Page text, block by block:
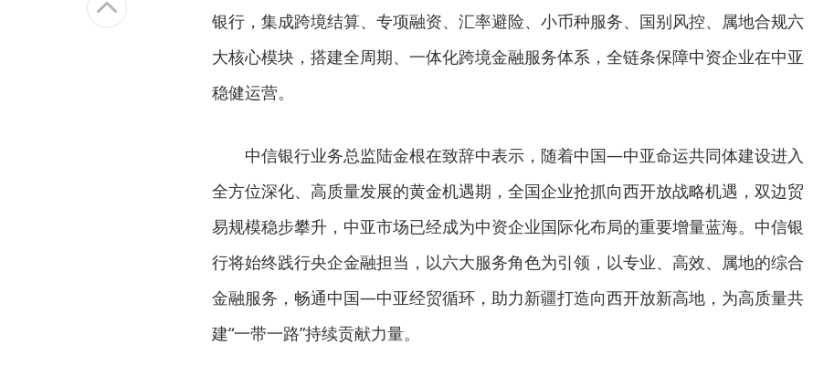
银行，集成跨境结算、专项融资、汇率避险、小币种服务、国别风控、属地合规六
大核心模块，搭建全周期、一体化跨境金融服务体系，全链条保障中资企业在中亚
稳健运营。
中信银行业务总监陆金根在致辞中表示，随着中国—中亚命运共同体建设进入
全方位深化、高质量发展的黄金机遇期，全国企业抢抓向西开放战略机遇，双边贸
易规模稳步攀升，中亚市场已经成为中资企业国际化布局的重要增量蓝海。中信银
行将始终践行央企金融担当，以六大服务角色为引领，以专业、高效、属地的综合
金融服务，畅通中国—中亚经贸循环，助力新疆打造向西开放新高地，为高质量共
建“一带一路”持续贡献力量。